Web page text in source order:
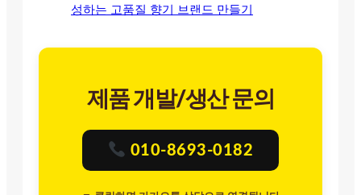
성하는 고품질 향기 브랜드 만들기
제품 개발/생산 문의
010-8693-0182